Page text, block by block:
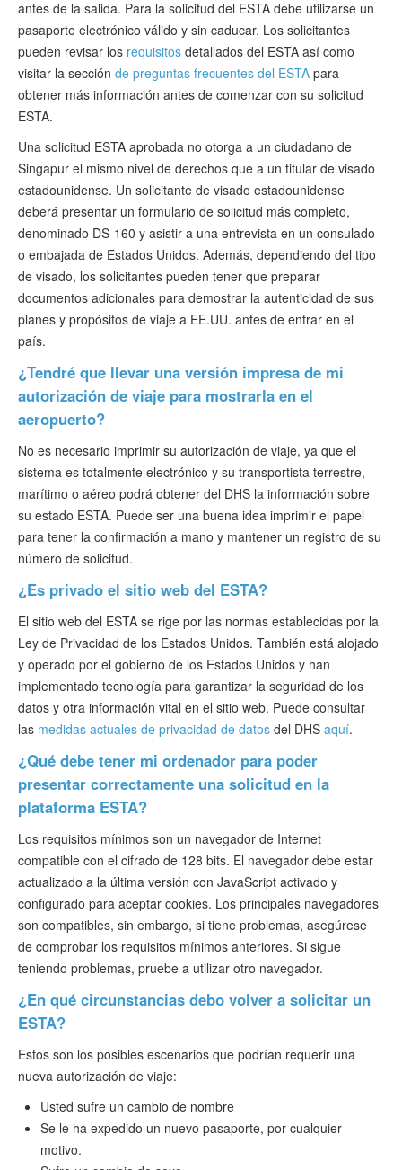
antes de la salida. Para la solicitud del ESTA debe utilizarse un
pasaporte electrónico válido y sin caducar. Los solicitantes
pueden revisar los requisitos detallados del ESTA así como
visitar la sección de preguntas frecuentes del ESTA para
obtener más información antes de comenzar con su solicitud
ESTA.
Una solicitud ESTA aprobada no otorga a un ciudadano de
Singapur el mismo nivel de derechos que a un titular de visado
estadounidense. Un solicitante de visado estadounidense
deberá presentar un formulario de solicitud más completo,
denominado DS-160 y asistir a una entrevista en un consulado
o embajada de Estados Unidos. Además, dependiendo del tipo
de visado, los solicitantes pueden tener que preparar
documentos adicionales para demostrar la autenticidad de sus
planes y propósitos de viaje a EE.UU. antes de entrar en el
país.
¿Tendré que llevar una versión impresa de mi
autorización de viaje para mostrarla en el
aeropuerto?
No es necesario imprimir su autorización de viaje, ya que el
sistema es totalmente electrónico y su transportista terrestre,
marítimo o aéreo podrá obtener del DHS la información sobre
su estado ESTA. Puede ser una buena idea imprimir el papel
para tener la confirmación a mano y mantener un registro de su
número de solicitud.
¿Es privado el sitio web del ESTA?
El sitio web del ESTA se rige por las normas establecidas por la
Ley de Privacidad de los Estados Unidos. También está alojado
y operado por el gobierno de los Estados Unidos y han
implementado tecnología para garantizar la seguridad de los
datos y otra información vital en el sitio web. Puede consultar
las medidas actuales de privacidad de datos del DHS aquí.
¿Qué debe tener mi ordenador para poder
presentar correctamente una solicitud en la
plataforma ESTA?
Los requisitos mínimos son un navegador de Internet
compatible con el cifrado de 128 bits. El navegador debe estar
actualizado a la última versión con JavaScript activado y
configurado para aceptar cookies. Los principales navegadores
son compatibles, sin embargo, si tiene problemas, asegúrese
de comprobar los requisitos mínimos anteriores. Si sigue
teniendo problemas, pruebe a utilizar otro navegador.
¿En qué circunstancias debo volver a solicitar un
ESTA?
Estos son los posibles escenarios que podrían requerir una
nueva autorización de viaje:
Usted sufre un cambio de nombre
Se le ha expedido un nuevo pasaporte, por cualquier
motivo.